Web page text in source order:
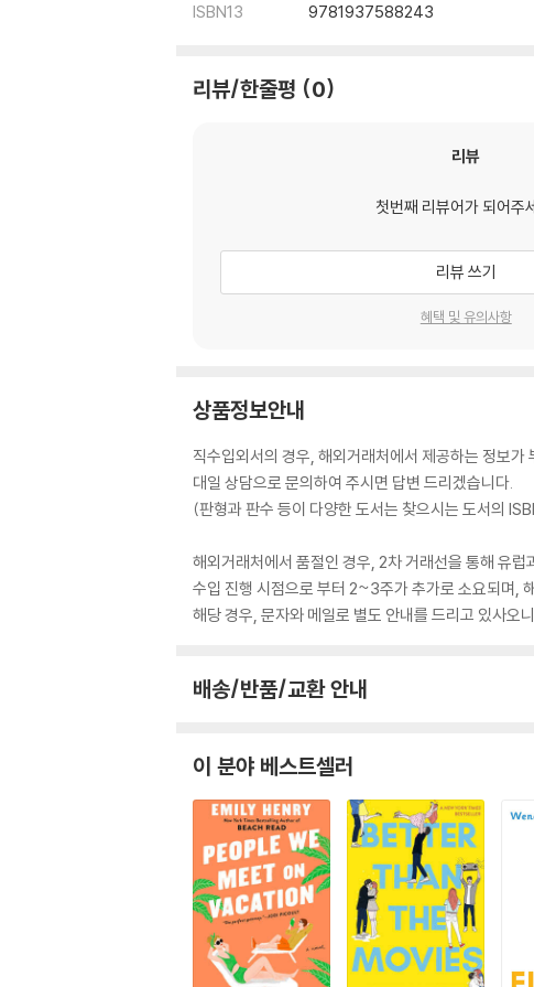
ISBN13
9781937588243
리뷰/한줄평 0
리뷰
첫번째 리뷰어가 되어주
리뷰 쓰기
혜택 및 유의사항
상품정보안내
직수입외서의 경우, 해외거래처에서 제공하는 정보
대일 상담으로 문의하여 주시면 답변 드리겠습니다.
(판형과 판수 등이 다양한 도서는 찾으시는 도서의
해외거래처에서 품절인 경우, 2차 거래선을 통해 유
수입 진행 시점으로 부터 2~3주가 추가로 소요되며,
해당 경우, 문자와 메일로 별도 안내를 드리고 있사오
배송/반품/교환 안내
이 분야 베스트셀러